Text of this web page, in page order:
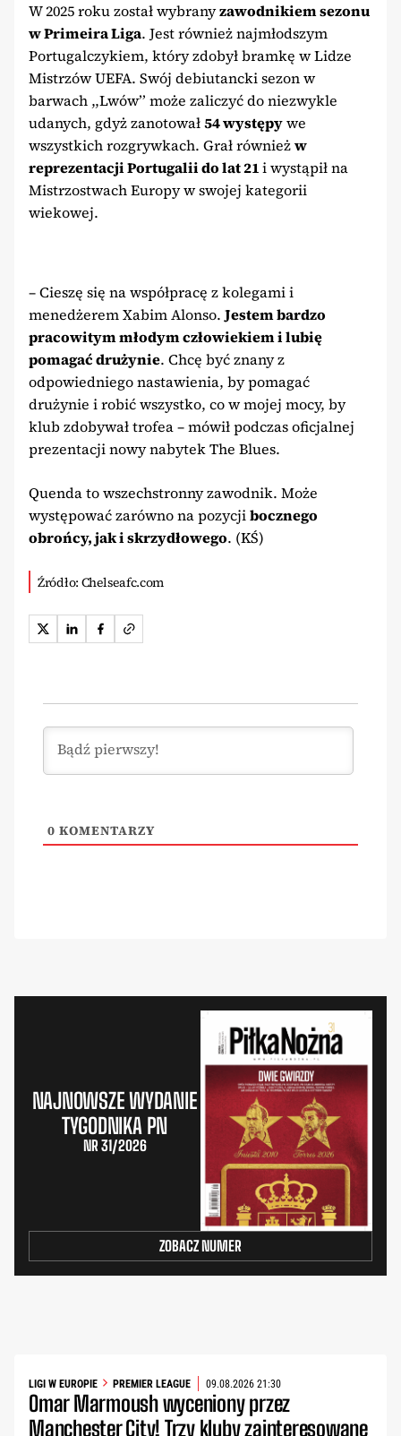
W 2025 roku został wybranyzawodnikiem sezonu
w Primeira Liga. Jest również najmłodszym
Portugalczykiem, który zdobył bramkę w Lidze
Mistrzów UEFA. Swój debiutancki sezon w
barwach ,,Lwów’’ może zaliczyć do niezwykle
udanych, gdyż zanotował54 występywe
wszystkich rozgrywkach. Grał równieżw
reprezentacji Portugalii do lat 21i wystąpił na
Mistrzostwach Europy w swojej kategorii
wiekowej.
– Cieszę się na współpracę z kolegami i
menedżerem Xabim Alonso. Jestem bardzo
pracowitym młodym człowiekiem i lubię
pomagać drużynie. Chcę być znany z
odpowiedniego nastawienia, by pomagać
drużynie i robić wszystko, co w mojej mocy, by
klub zdobywał trofea – mówił podczas oficjalnej
prezentacji nowy nabytek The Blues.
Quenda to wszechstronny zawodnik. Może
występować zarówno na pozycjibocznego
obrońcy, jak i skrzydłowego. (KŚ)
Źródło: Chelseafc.com
0 KOMENTARZY
NAJNOWSZE WYDANIE
TYGODNIKA PN
NR 31/2026
ZOBACZ NUMER
LIGI W EUROPIE PREMIER LEAGUE 09.08.2026 21:30
Omar Marmoush wyceniony przez
Manchester City! Trzy kluby zainteresowane